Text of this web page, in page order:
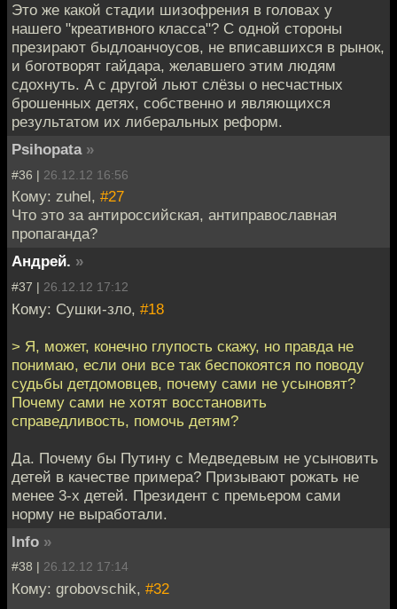
Это же какой стадии шизофрения в головах у
нашего "креативного класса"? С одной стороны
презирают быдлоанчоусов, не вписавшихся в рынок,
и боготворят гайдара, желавшего этим людям
сдохнуть. А с другой льют слёзы о несчастных
брошенных детях, собственно и являющихся
результатом их либеральных реформ.
Psihopata »
#36 | 26.12.12 16:56
Кому: zuhel, #27
Что это за антироссийская, антиправославная
пропаганда?
Андрей. »
#37 | 26.12.12 17:12
Кому: Сушки-зло, #18
> Я, может, конечно глупость скажу, но правда не
понимаю, если они все так беспокоятся по поводу
судьбы детдомовцев, почему сами не усыновят?
Почему сами не хотят восстановить
справедливость, помочь детям?
Да. Почему бы Путину с Медведевым не усыновить
детей в качестве примера? Призывают рожать не
менее 3-х детей. Президент с премьером сами
норму не выработали.
Info »
#38 | 26.12.12 17:14
Кому: grobovschik, #32